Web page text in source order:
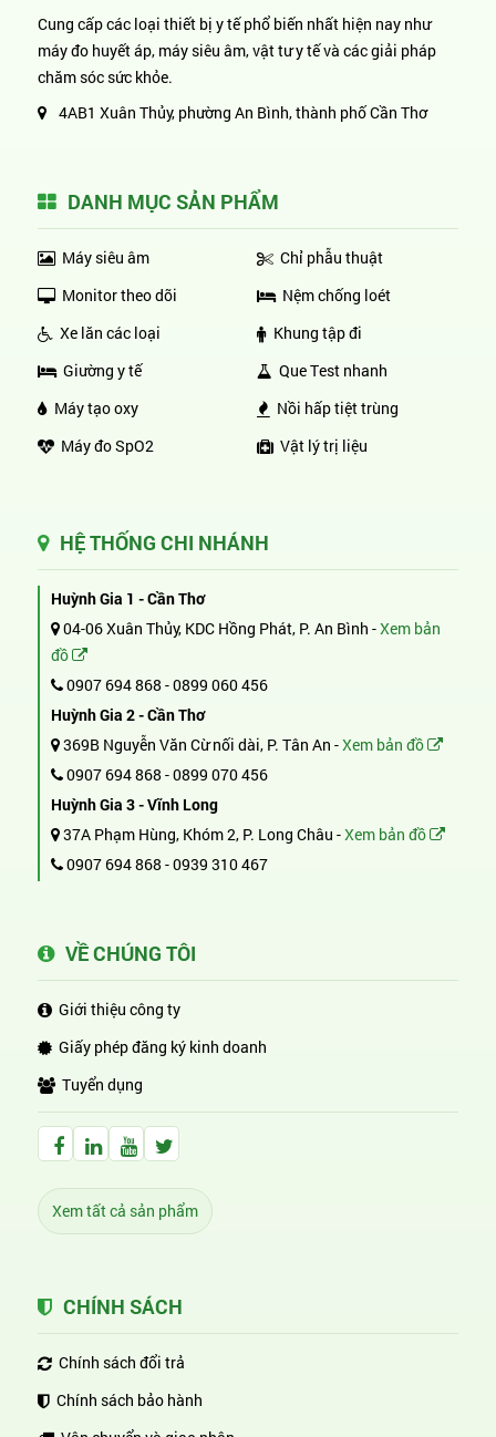
Cung cấp các loại thiết bị y tế phổ biến nhất hiện nay như
máy đo huyết áp, máy siêu âm, vật tư y tế và các giải pháp
chăm sóc sức khỏe.
4AB1 Xuân Thủy, phường An Bình, thành phố Cần Thơ
DANH MỤC SẢN PHẨM
Máy siêu âm
Monitor theo dõi
Xe lăn các loại
Giường y tế
Máy tạo oxy
Máy đo SpO2
Chỉ phẫu thuật
Nệm chống loét
Khung tập đi
Que Test nhanh
Nồi hấp tiệt trùng
Vật lý trị liệu
HỆ THỐNG CHI NHÁNH
Huỳnh Gia 1 - Cần Thơ
04-06 Xuân Thủy, KDC Hồng Phát, P. An Bình -Xem bản
đồ
0907 694 868 -0899 060 456
Huỳnh Gia 2 - Cần Thơ
369B Nguyễn Văn Cừ nối dài, P. Tân An -Xem bản đồ
0907 694 868 -0899 070 456
Huỳnh Gia 3 - Vĩnh Long
37A Phạm Hùng, Khóm 2, P. Long Châu -Xem bản đồ
0907 694 868 -0939 310 467
VỀ CHÚNG TÔI
Giới thiệu công ty
Giấy phép đăng ký kinh doanh
Tuyển dụng
Facebook Huỳnh Gia Alpha
LinkedIn Huỳnh Gia Alpha
YouTube Huỳnh Gia Alpha
Twitter Huỳnh Gia Alpha
Xem tất cả sản phẩm
CHÍNH SÁCH
Chính sách đổi trả
Chính sách bảo hành